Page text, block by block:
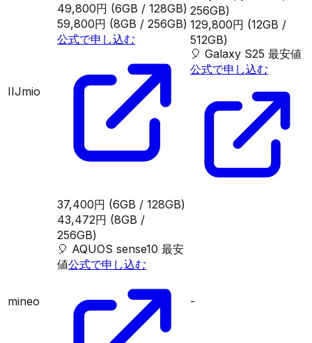
IIJmio
49,800円 (6GB / 128GB)
59,800円 (8GB / 256GB)
公式で申し込む
256GB)
129,800円 (12GB /
512GB)
🎈 Galaxy S25 最安値
公式で申し込む
mineo
37,400円 (6GB / 128GB)
43,472円 (8GB /
256GB)
🎈 AQUOS sense10 最安
値公式で申し込む
-